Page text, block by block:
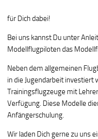
für Dich dabei!
Bei uns kannst Du unter
Modellflugpiloten das
Neben dem allgemeinen
in die Jugendarbeit investiert
Trainingsflugzeuge mit
Verfügung. Diese Modelle
Anfängerschulung.
Wir laden Dich gerne zu uns